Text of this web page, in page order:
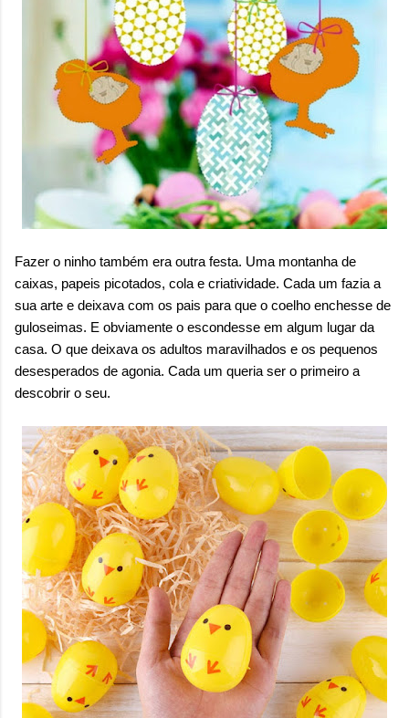
Fazer o ninho também era outra festa. Uma montanha de
caixas, papeis picotados, cola e criatividade. Cada um fazia a
sua arte e deixava com os pais para que o coelho enchesse de
guloseimas. E obviamente o escondesse em algum lugar da
casa. O que deixava os adultos maravilhados e os pequenos
desesperados de agonia. Cada um queria ser o primeiro a
descobrir o seu.